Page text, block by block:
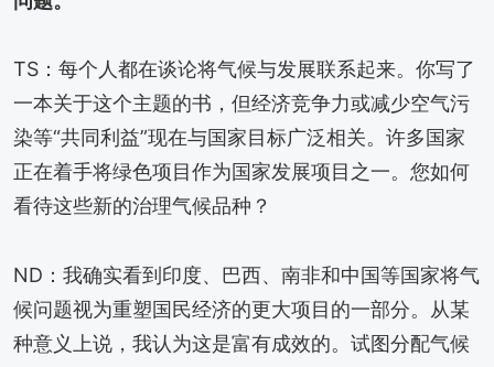
TS：每个人都在谈论将气候与发展联系起来。你写了
一本关于这个主题的书，但经济竞争力或减少空气污
染等“共同利益”现在与国家目标广泛相关。许多国家
正在着手将绿色项目作为国家发展项目之一。您如何
看待这些新的治理气候品种？
ND：我确实看到印度、巴西、南非和中国等国家将气
候问题视为重塑国民经济的更大项目的一部分。从某
种意义上说，我认为这是富有成效的。试图分配气候